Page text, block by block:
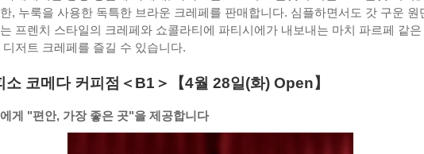
, 누룩을 사용한 독특한 브라운 크레페를 판매합니다. 심플하면서도 갓 구운 원
프렌치 스타일의 크레페와 쇼콜라티에 파티시에가 내보내는 마치 파르페 같은
디저트 크레페를 즐길 수 있습니다.
소 코메다 커피점＜B1＞【4월 28일(화) Open】
게 "편안, 가장 좋은 곳"을 제공합니다